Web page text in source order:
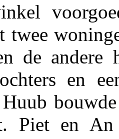
twee
de andere
en
Piet en